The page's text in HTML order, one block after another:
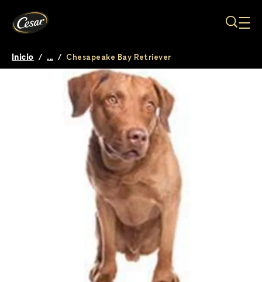
Breadcrumb
Inicio / ... / Chesapeake Bay Retriever